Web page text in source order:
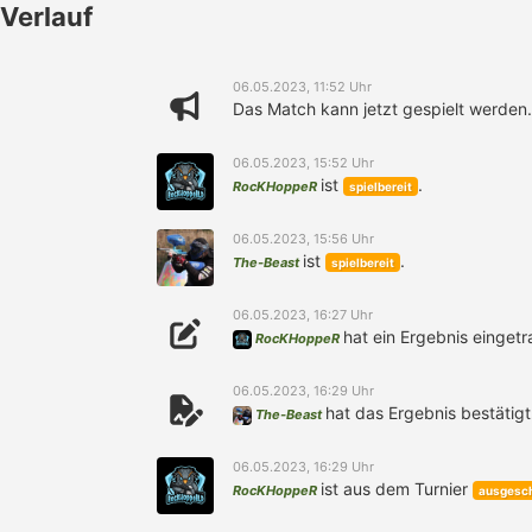
Verlauf
06.05.2023, 11:52 Uhr
Das Match kann jetzt gespielt werden.
06.05.2023, 15:52 Uhr
RocKHoppeR ist spielbereit .
06.05.2023, 15:56 Uhr
The-Beast ist spielbereit .
06.05.2023, 16:27 Uhr
RocKHoppeR hat ein Ergebnis
06.05.2023, 16:29 Uhr
The-Beast hat das Ergebnis
06.05.2023, 16:29 Uhr
RocKHoppeR ist aus dem Turnier